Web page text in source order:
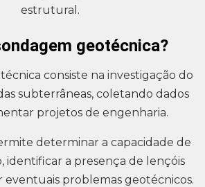
estrutural.
geotécnica?
consiste na investigação do
subterrâneas, coletando dados
projetos de engenharia.
determinar a capacidade de
identificar a presença de lençóis
eventuais problemas geotécnicos.